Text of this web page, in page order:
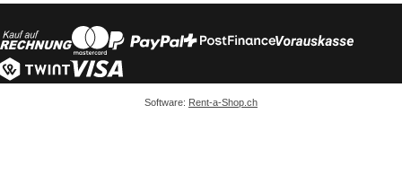
Software: Rent-a-Shop.ch